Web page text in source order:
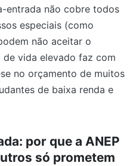
entrada não cobre todos
especiais (como
não aceitar o
vida elevado faz com
no orçamento de muitos
de baixa renda e
por que a ANEP
só prometem